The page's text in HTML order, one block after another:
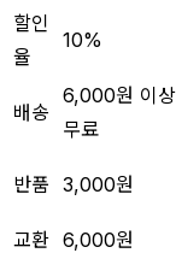
할인
율
10%
배송
6,000원 이상
무료
반품 3,000원
교환 6,000원